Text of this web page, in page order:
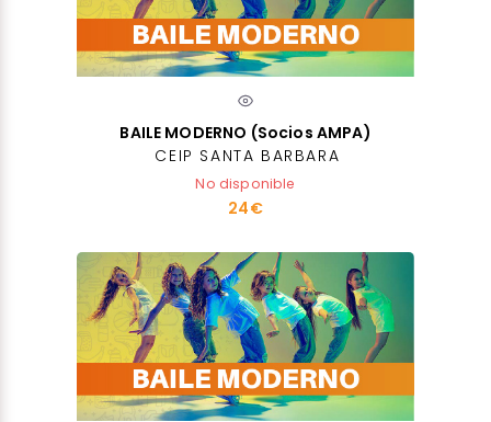
BAILE MODERNO (Socios AMPA)
CEIP SANTA BARBARA
No disponible
24€